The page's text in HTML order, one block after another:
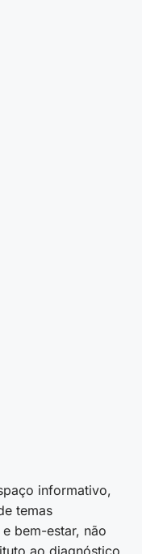
informativo,
temas
bem-estar, não